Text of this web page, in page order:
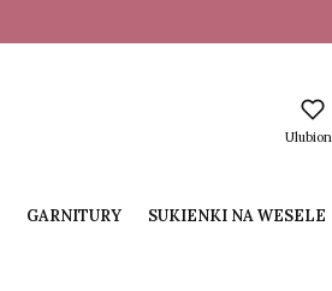
GARNITURY SUKIENKI NA WESELE